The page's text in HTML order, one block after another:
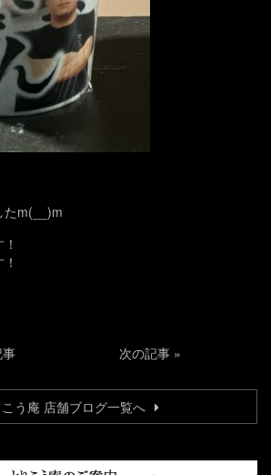
たm(__)m
次の記事 »
う庵 店舗ブログ一覧へ